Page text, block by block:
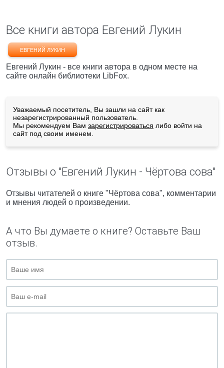
Все книги автора Евгений Лукин
ЕВГЕНИЙ ЛУКИН
Евгений Лукин - все книги автора в одном месте на
сайте онлайн библиотеки LibFox.
Уважаемый посетитель, Вы зашли на сайт как
незарегистрированный пользователь.
Мы рекомендуем Вам зарегистрироваться либо войти на
сайт под своим именем.
Отзывы о "Евгений Лукин - Чёртова сова"
Отзывы читателей о книге "Чёртова сова", комментарии
и мнения людей о произведении.
А что Вы думаете о книге? Оставьте Ваш
отзыв.